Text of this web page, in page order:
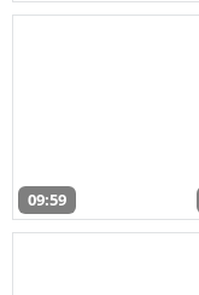
09:59